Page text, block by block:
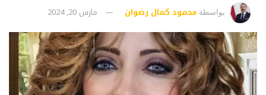
بواسطة محمود كمال رضوان مارس 20, 2024